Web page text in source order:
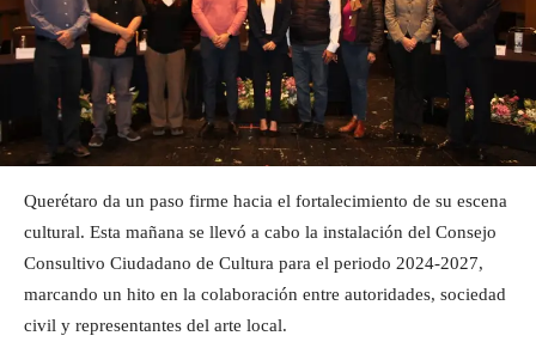
Querétaro da un paso firme hacia el fortalecimiento de su escena
cultural. Esta mañana se llevó a cabo la instalación del Consejo
Consultivo Ciudadano de Cultura para el periodo 2024-2027,
marcando un hito en la colaboración entre autoridades, sociedad
civil y representantes del arte local.